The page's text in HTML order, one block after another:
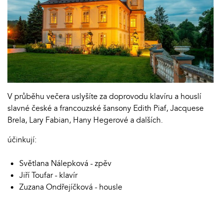
V průběhu večera uslyšíte za doprovodu klavíru a houslí
slavné české a francouzské šansony Edith Piaf, Jacquese
Brela, Lary Fabian, Hany Hegerové a dalších.
účinkují:
Světlana Nálepková - zpěv
Jiří Toufar - klavír
Zuzana Ondřejíčková - housle